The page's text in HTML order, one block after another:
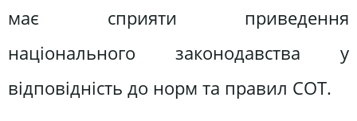
має сприяти приведення
національного законодавства у
відповідність до норм та правил СОТ.